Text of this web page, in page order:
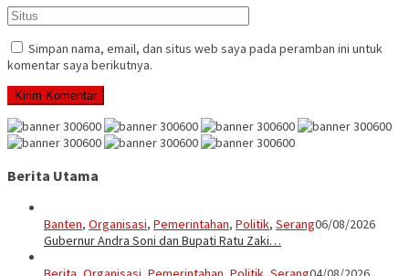
Simpan nama, email, dan situs web saya pada peramban ini untuk
komentar saya berikutnya.
Berita Utama
Banten, Organisasi, Pemerintahan, Politik, Serang06/08/2026
Gubernur Andra Soni dan Bupati Ratu Zaki…